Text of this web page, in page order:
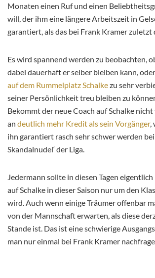
Monaten einen Ruf und einen
will, der ihm eine längere Arbeitszeit in
garantiert, als das bei Frank Kramer zuletzt
Es wird spannend werden zu beobachten,
dabei dauerhaft er selber bleiben kann,
auf dem Rummelplatz Schalkezu sehr
seiner Persönlichkeit treu bleiben zu
Bekommt der neue Coach auf Schalke nicht
an deutlich mehr Kredit als sein Vorgänger,
ihn garantiert rasch sehr schwer werden bei
Skandalnudel‘ der Liga.
Jedermann sollte in diesen Tagen eigentlich
auf Schalke in dieser Saison nur um den
wird. Auch wenn einige Träumer offenbar
von der Mannschaft erwarten, als diese
Stande ist. Das ist eine schwierige
man nur einmal bei Frank Kramer